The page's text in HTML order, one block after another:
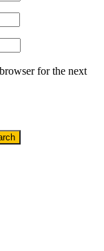
for the next